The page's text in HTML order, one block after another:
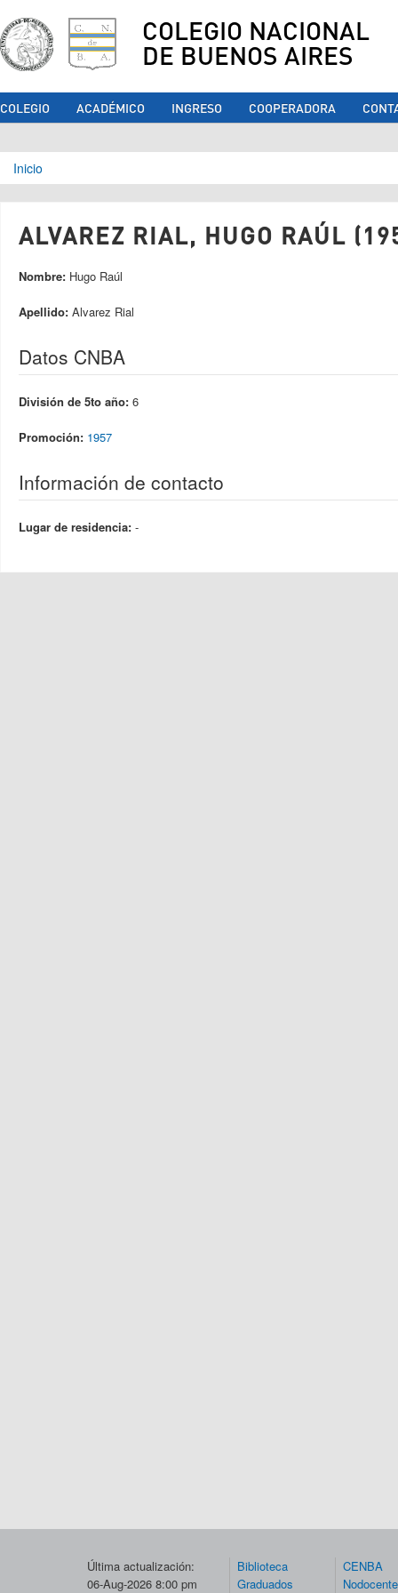
COLEGIO NACIONAL
DE BUENOS AIRES
COLEGIO ACADÉMICO INGRESO COOPERADORA
Se encuentra usted aquí
Inicio
ALVAREZ RIAL, HUGO RAÚL
Nombre: Hugo Raúl
Apellido: Alvarez Rial
Datos CNBA
División de 5to año: 6
Promoción: 1957
Información de contacto
Lugar de residencia: -
Última actualización:
06-Aug-2026 8:00 pm
Biblioteca
Graduados
CENBA